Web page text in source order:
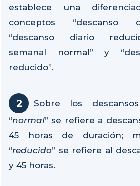
establece una
conceptos “descanso
“descanso diario
semanal normal” y
reducido”.
Sobre los
“normal” se refiere a
45 horas de duración;
“reducido” se refiere al
y 45 horas.